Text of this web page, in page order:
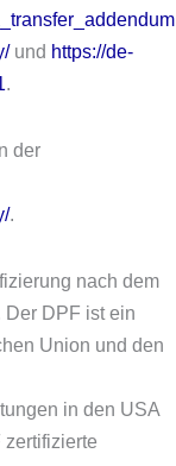
und https://de-
.
der
.
nach dem
Der DPF ist ein
Union und den
in den USA